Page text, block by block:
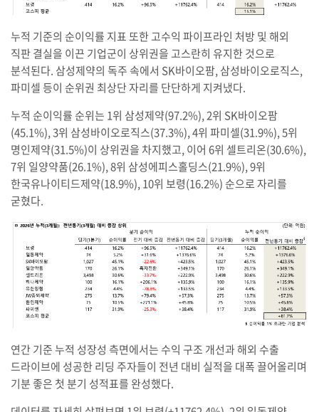
누적 기준의 순이익률 지표 또한 고수익 파이프라인 처방 및 해외
직판 결실을 이끈 기업군이 상위권을 고스란히 유지한 것으로
분석된다. 삼성제약의 독주 속에서 SK바이오팜, 삼성바이오로직스,
파미셀 등이 순위권 최상단 자리를 단단하게 지켜냈다.
누적 순이익률 순위는 1위 삼성제약(97.2%), 2위 SK바이오팜
(45.1%), 3위 삼성바이오로직스(37.3%), 4위 파미셀(31.9%), 5위
명인제약(31.5%)이 상위권을 차지했고, 이어 6위 셀트리온(30.6%),
7위 일양약품(26.1%), 8위 삼성에피스홀딩스(21.9%), 9위
한국유나이티드제약(18.9%), 10위 보령(16.2%) 순으로 자리를
굳혔다.
연간 기준 누적 성장성 측면에서는 수익 구조 개선과 해외 수출
드라이브에 성공한 리딩 주자들이 전년 대비 실적을 대폭 끌어올리며
기분 좋은 첫 분기 성적표를 완성했다.